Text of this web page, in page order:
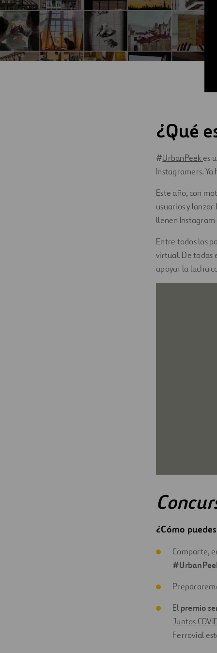
¿Qué
#UrbanPeek es
Instagramers.
Este año, con
usuarios y
llenen
Entre todos los
virtual. De todas
apoyar la lucha
¿Cómo
Comparte,
El premio
Juntos
Ferrovial